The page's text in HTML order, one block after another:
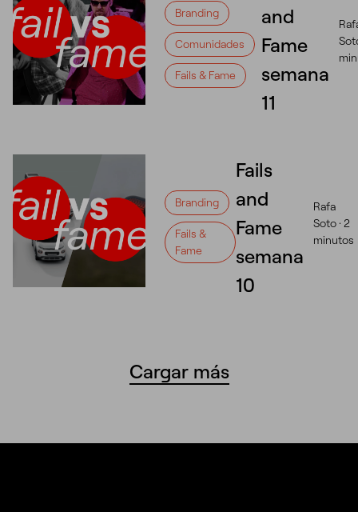
Branding
Comunidades
Fails & Fame
and
Fame
semana
11
Branding
Fails &
Fame
Fails
and
Fame
semana
10
Rafa
Soto · 2
minutos
Cargar más